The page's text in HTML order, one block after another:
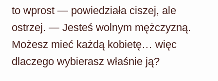
to wprost — powiedziała ciszej, ale
ostrzej. — Jesteś wolnym mężczyzną.
Możesz mieć każdą kobietę… więc
dlaczego wybierasz właśnie ją?